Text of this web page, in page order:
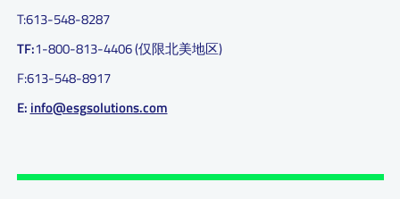
T:613-548-8287
TF:1-800-813-4406 (仅限北美地区)
F:613-548-8917
E: info@esgsolutions.com